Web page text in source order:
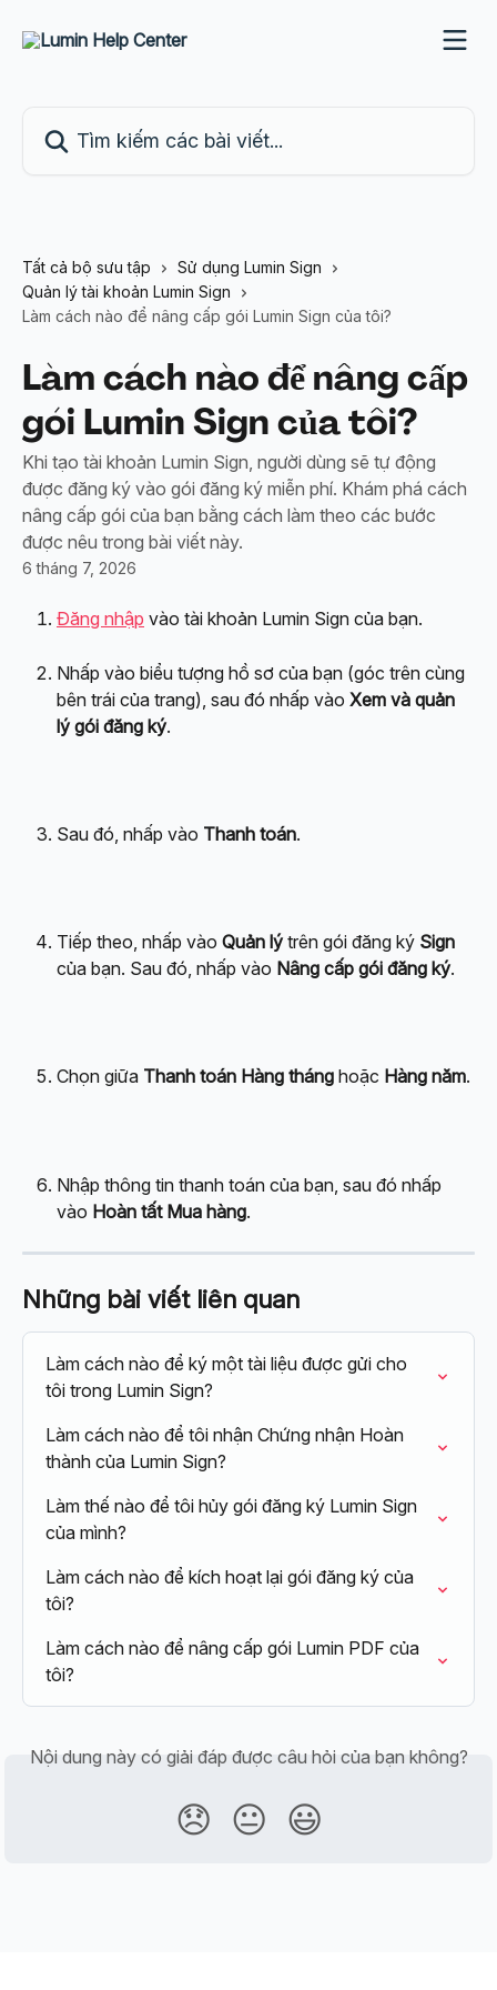
Tất cả bộ sưu tập
Sử dụng Lumin Sign
Quản lý tài khoản Lumin Sign
Làm cách nào để nâng cấp gói Lumin Sign của tôi?
Làm cách nào để nâng cấp
gói Lumin Sign của tôi?
Khi tạo tài khoản Lumin Sign, người dùng sẽ tự động
được đăng ký vào gói đăng ký miễn phí. Khám phá cách
nâng cấp gói của bạn bằng cách làm theo các bước
được nêu trong bài viết này.
6 tháng 7, 2026
Đăng nhập vào tài khoản Lumin Sign của bạn.
Nhấp vào biểu tượng hồ sơ của bạn (góc trên cùng
bên trái của trang), sau đó nhấp vào Xem và quản
lý gói đăng ký.
Sau đó, nhấp vào Thanh toán.
Tiếp theo, nhấp vào Quản lý trên gói đăng ký Sign
của bạn. Sau đó, nhấp vào Nâng cấp gói đăng ký.
Chọn giữa Thanh toán Hàng tháng hoặc Hàng năm.
Nhập thông tin thanh toán của bạn, sau đó nhấp
vào Hoàn tất Mua hàng.
Những bài viết liên quan
Làm cách nào để ký một tài liệu được gửi cho
tôi trong Lumin Sign?
Làm cách nào để tôi nhận Chứng nhận Hoàn
thành của Lumin Sign?
Làm thế nào để tôi hủy gói đăng ký Lumin Sign
của mình?
Làm cách nào để kích hoạt lại gói đăng ký của
tôi?
Làm cách nào để nâng cấp gói Lumin PDF của
tôi?
Nội dung này có giải đáp được câu hỏi của bạn không?
😞 😐 😃